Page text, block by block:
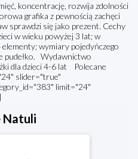
koncentrację, rozwija zdolności
grafika z pewnością zachęci
sprawdzi się jako prezent. Cechy
w wieku powyżej 3 lat; w
wymiary pojedyńczego
pudełko. Wydawnictwo
dla dzieci 4-6 lat Polecane
slider="true"
limit="24"
Natuli